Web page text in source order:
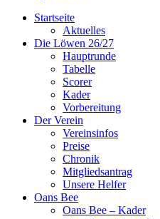
Startseite
Aktuelles
Die Löwen 26/27
Hauptrunde
Tabelle
Scorer
Kader
Vorbereitung
Der Verein
Vereinsinfos
Preise
Chronik
Mitgliedsantrag
Unsere Helfer
Oans Bee
Oans Bee – Kader